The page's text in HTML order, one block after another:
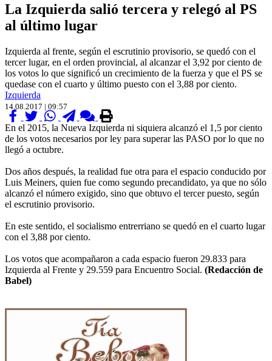
La Izquierda salió tercera y relegó al PS
al último lugar
Izquierda al frente, según el escrutinio provisorio, se quedó con el
tercer lugar, en el orden provincial, al alcanzar el 3,92 por ciento de
los votos lo que significó un crecimiento de la fuerza y que el PS se
quedase con el cuarto y último puesto con el 3,88 por ciento.
Izquierda
14.08.2017 | 09:57
En el 2015, la Nueva Izquierda ni siquiera alcanzó el 1,5 por ciento
de los votos necesarios por ley para superar las PASO por lo que no
llegó a octubre.
Dos años después, la realidad fue otra para el espacio conducido por
Luis Meiners, quien fue como segundo precandidato, ya que no sólo
alcanzó el número exigido, sino que obtuvo el tercer puesto, según
el escrutinio provisorio.
En este sentido, el socialismo entrerriano se quedó en el cuarto lugar
con el 3,88 por ciento.
Los votos que acompañaron a cada espacio fueron 29.833 para
Izquierda al Frente y 29.559 para Encuentro Social. (Redacción de
Babel)